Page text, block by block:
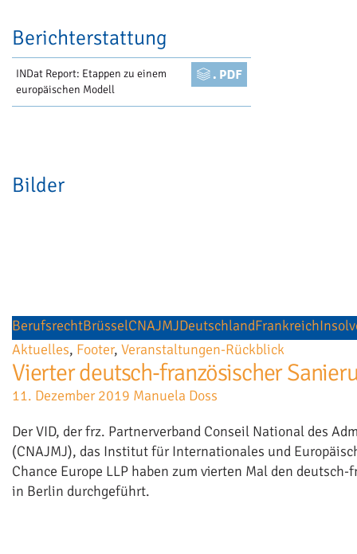
Berichterstattung
INDat Report: Etappen zu einem
europäischen Modell
Bilder
BerufsrechtBrüsselCNAJMJDeutschlandFrankreich
Aktuelles, Footer, Veranstaltungen-Rückblick
Vierter deutsch-französischer
11. Dezember 2019 Manuela Doss
Der VID, der frz. Partnerverband Conseil National des
(CNAJMJ), das Institut für Internationales und
Chance Europe LLP haben zum vierten Mal den
in Berlin durchgeführt.